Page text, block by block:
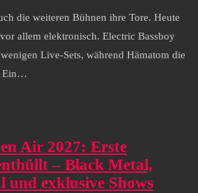
die weiteren Bühnen ihre Tore. Heute
allem elektronisch. Electric Bassboy
Live-Sets, während Hämatom die
Ein…
Air 2027: Erste
– Black Metal,
und exklusive Shows